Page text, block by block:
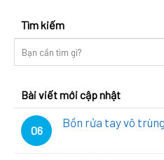
Tìm kiếm
Bài viết mới cập nhật
06
Bồn rửa tay vô